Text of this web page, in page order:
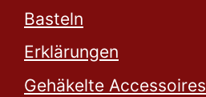
Basteln
Erklärungen
Gehäkelte Accessoires